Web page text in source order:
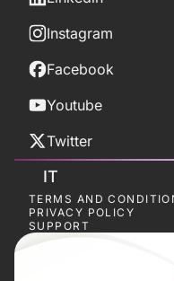
Instagram
Facebook
Youtube
Twitter
IT
TERMS AND
PRIVACY POLICY
SUPPORT